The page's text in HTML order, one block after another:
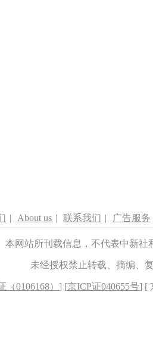
| About us | 联系我们 | 广告服务
本网站所刊载信息，不代表中新
未经授权禁止转载、摘编、
0106168） ] [京ICP证040655号] [